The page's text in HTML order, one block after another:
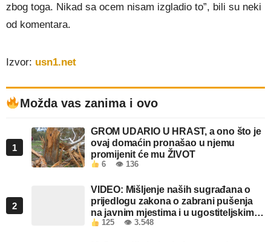
zbog toga. Nikad sa ocem nisam izgladio to”, bili su neki
od komentara.
Izvor: usn1.net
Možda vas zanima i ovo
1
GROM UDARIO U HRAST, a ono što je
ovaj domaćin pronašao u njemu
promijenit će mu ŽIVOT
6 👁 136
2
VIDEO: Mišljenje naših sugrađana o
prijedlogu zakona o zabrani pušenja
na javnim mjestima i u ugostiteljskim
objektima u FBiH
125 👁 3.548